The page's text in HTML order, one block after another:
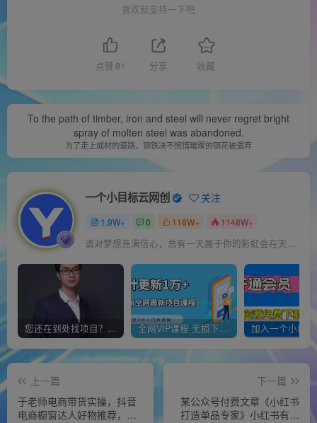
喜欢就支持一下吧
点赞 81 分享 收藏
To the path of timber, iron and steel will never regret bright
spray of molten steel was abandoned.
为了走上成材的道路，钢铁决不惋惜璀璨的钢花被遗弃
一个小目标云网创 关注
1.9W+ 0 118W+ 1148W+
请对梦想充满信心，总有一天属于你的彩虹会在天空微笑
您还在到处找项目？还在当韭菜？我靠经营“一个小目标网创商城”年入百W+，曾经我也负债累累! 全网VIP课程 无损下载~
上一篇
于老师电商带货实操，抖音
电商橱窗达人好物推荐，短
下一篇
某公众号付费文章《小红书
打造单品专家》小红书有很